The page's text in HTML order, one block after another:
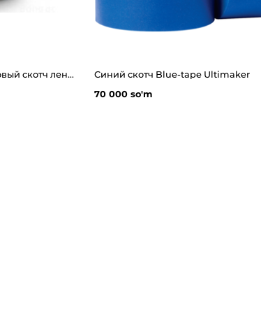
Термостойкий Каптоновый скотч лента. Kapton Tape ширина 10-100мм
Синий скотч Blue-tape Ultimaker
70 000 so'm